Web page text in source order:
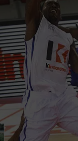
La Chaîne